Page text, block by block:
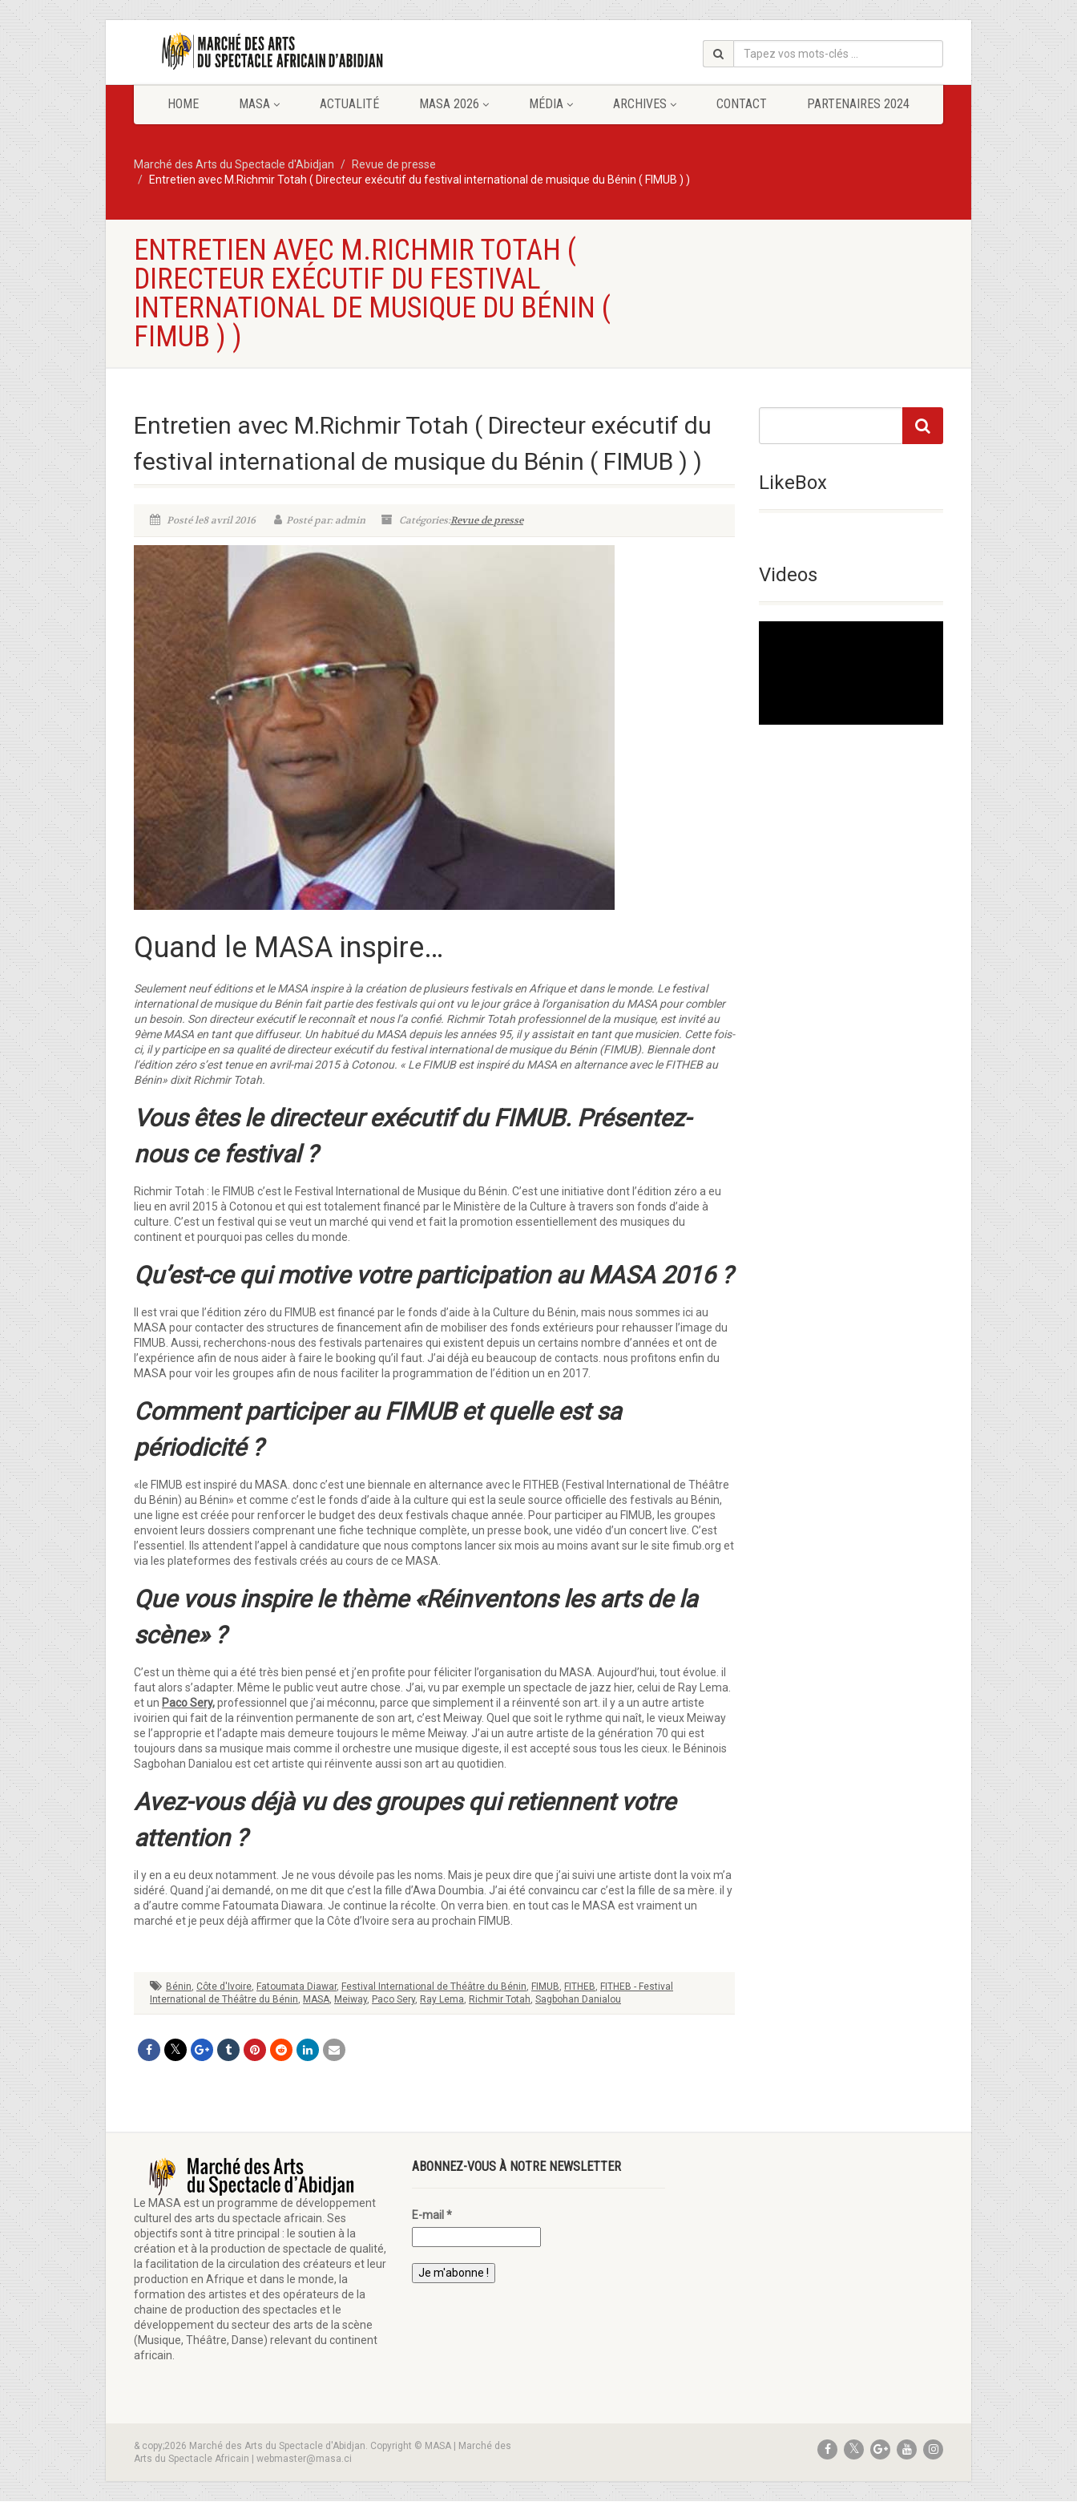
HOME MASA ACTUALITÉ MASA 2026 MÉDIA ARCHIVES CONTACT PARTENAIRES 2024
Marché des Arts du Spectacle d'Abidjan
Revue de presse
Entretien avec M.Richmir Totah ( Directeur exécutif du festival international de musique du Bénin ( FIMUB ) )
ENTRETIEN AVEC M.RICHMIR TOTAH (
DIRECTEUR EXÉCUTIF DU FESTIVAL
INTERNATIONAL DE MUSIQUE DU BÉNIN (
FIMUB ) )
Entretien avec M.Richmir Totah ( Directeur exécutif du
festival international de musique du Bénin ( FIMUB ) )
Posté le8 avril 2016 Posté par: admin Catégories:Revue de presse
Quand le MASA inspire…
Seulement neuf éditions et le MASA inspire à la création de plusieurs festivals en Afrique et dans le monde. Le festival
international de musique du Bénin fait partie des festivals qui ont vu le jour grâce à l’organisation du MASA pour combler
un besoin. Son directeur exécutif le reconnaît et nous l’a confié. Richmir Totah professionnel de la musique, est invité au
9ème MASA en tant que diffuseur. Un habitué du MASA depuis les années 95, il y assistait en tant que musicien. Cette fois-
ci, il y participe en sa qualité de directeur exécutif du festival international de musique du Bénin (FIMUB). Biennale dont
l’édition zéro s’est tenue en avril-mai 2015 à Cotonou. « Le FIMUB est inspiré du MASA en alternance avec le FITHEB au
Bénin» dixit Richmir Totah.
Vous êtes le directeur exécutif du FIMUB. Présentez-
nous ce festival ?
Richmir Totah : le FIMUB c’est le Festival International de Musique du Bénin. C’est une initiative dont l’édition zéro a eu
lieu en avril 2015 à Cotonou et qui est totalement financé par le Ministère de la Culture à travers son fonds d’aide à
culture. C’est un festival qui se veut un marché qui vend et fait la promotion essentiellement des musiques du
continent et pourquoi pas celles du monde.
Qu’est-ce qui motive votre participation au MASA 2016 ?
Il est vrai que l’édition zéro du FIMUB est financé par le fonds d’aide à la Culture du Bénin, mais nous sommes ici au
MASA pour contacter des structures de financement afin de mobiliser des fonds extérieurs pour rehausser l’image du
FIMUB. Aussi, recherchons-nous des festivals partenaires qui existent depuis un certains nombre d’années et ont de
l’expérience afin de nous aider à faire le booking qu’il faut. J’ai déjà eu beaucoup de contacts. nous profitons enfin du
MASA pour voir les groupes afin de nous faciliter la programmation de l’édition un en 2017.
Comment participer au FIMUB et quelle est sa
périodicité ?
«le FIMUB est inspiré du MASA. donc c’est une biennale en alternance avec le FITHEB (Festival International de Théâtre
du Bénin) au Bénin» et comme c’est le fonds d’aide à la culture qui est la seule source officielle des festivals au Bénin,
une ligne est créée pour renforcer le budget des deux festivals chaque année. Pour participer au FIMUB, les groupes
envoient leurs dossiers comprenant une fiche technique complète, un presse book, une vidéo d’un concert live. C’est
l’essentiel. Ils attendent l’appel à candidature que nous comptons lancer six mois au moins avant sur le site fimub.org et
via les plateformes des festivals créés au cours de ce MASA.
Que vous inspire le thème «Réinventons les arts de la
scène» ?
C’est un thème qui a été très bien pensé et j’en profite pour féliciter l’organisation du MASA. Aujourd’hui, tout évolue. il
faut alors s’adapter. Même le public veut autre chose. J’ai, vu par exemple un spectacle de jazz hier, celui de Ray Lema.
et un Paco Sery,professionnel que j’ai méconnu, parce que simplement il a réinventé son art. il y a un autre artiste
ivoirien qui fait de la réinvention permanente de son art, c’est Meiway. Quel que soit le rythme qui naît, le vieux Meiway
se l’approprie et l’adapte mais demeure toujours le même Meiway. J’ai un autre artiste de la génération 70 qui est
toujours dans sa musique mais comme il orchestre une musique digeste, il est accepté sous tous les cieux. le Béninois
Sagbohan Danialou est cet artiste qui réinvente aussi son art au quotidien.
Avez-vous déjà vu des groupes qui retiennent votre
attention ?
il y en a eu deux notamment. Je ne vous dévoile pas les noms. Mais je peux dire que j’ai suivi une artiste dont la voix m’a
sidéré. Quand j’ai demandé, on me dit que c’est la fille d’Awa Doumbia. J’ai été convaincu car c’est la fille de sa mère. il y
a d’autre comme Fatoumata Diawara. Je continue la récolte. On verra bien. en tout cas le MASA est vraiment un
marché et je peux déjà affirmer que la Côte d’Ivoire sera au prochain FIMUB.
Bénin, Côte d'Ivoire, Fatoumata Diawar, Festival International de Théâtre du Bénin, FIMUB, FITHEB, FITHEB - Festival
International de Théâtre du Bénin, MASA, Meiway, Paco Sery, Ray Lema, Richmir Totah, Sagbohan Danialou
LikeBox
Videos
Le MASA est un programme de développement
culturel des arts du spectacle africain. Ses
objectifs sont à titre principal : le soutien à la
création et à la production de spectacle de qualité,
la facilitation de la circulation des créateurs et leur
production en Afrique et dans le monde, la
formation des artistes et des opérateurs de la
chaine de production des spectacles et le
développement du secteur des arts de la scène
(Musique, Théâtre, Danse) relevant du continent
africain.
ABONNEZ-VOUS À NOTRE NEWSLETTER
E-mail *
& copy;2026 Marché des Arts du Spectacle d'Abidjan. Copyright © MASA | Marché des
Arts du Spectacle Africain | webmaster@masa.ci